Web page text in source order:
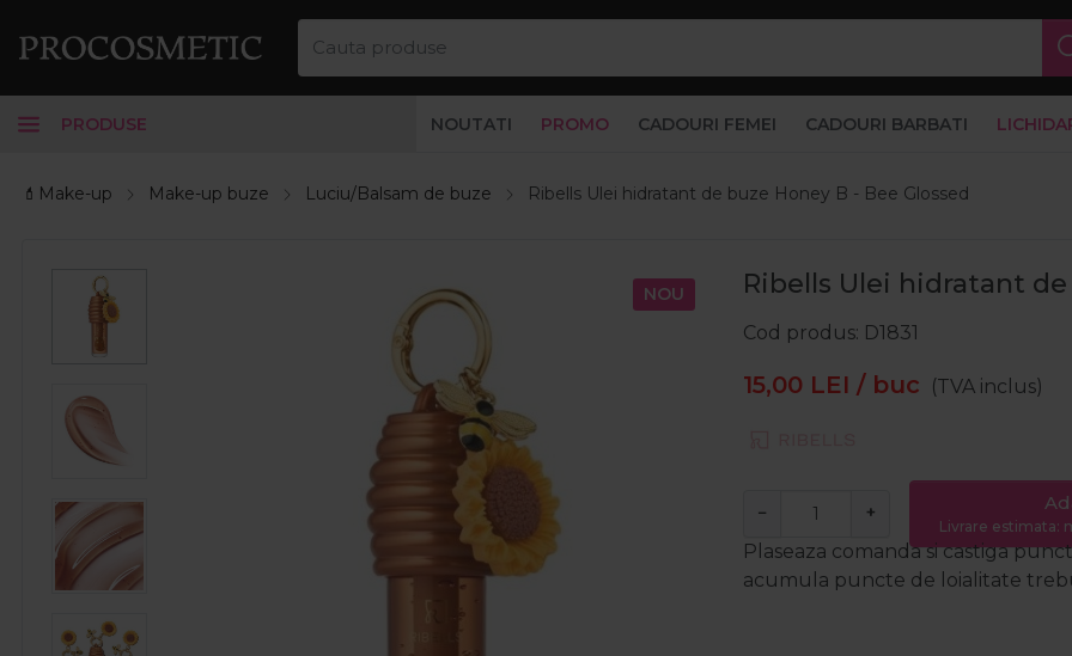
PRODUSE NOUTATI PROMO CADOURI FEMEI CADOURI BARBATI
💄Make-up Make-up buze Luciu/Balsam de buze Ribells Ulei hidratant de buze Honey B - Bee Glossed
NOU Ribells Ulei hidratant de
Cod produs D1831
15,00 LEI / buc (TVA inclus)
− +
Livrare estimata:
Plaseaza comanda si castiga
acumula puncte de loialitate